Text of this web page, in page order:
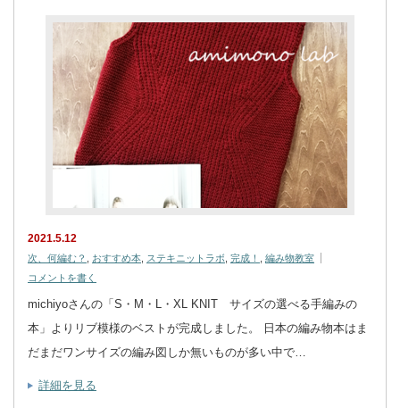
2021.5.12
次、何編む？ おすすめ本 ステキニットラボ 完成！
編み物教室
コメントを書く
michiyoさんの「S・M・L・XL KNIT サイズの選べる手編みの
本」よりリブ模様のベストが完成しました。 日本の編み物本はま
だまだワンサイズの編み図しか無いものが多い中で…
詳細を見る